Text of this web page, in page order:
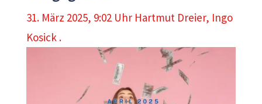
31. März 2025, 9:02 Uhr Hartmut Dreier, Ingo
Kosick .